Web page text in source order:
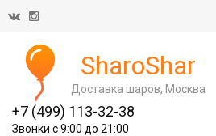
SharoShar
Доставка шаров, Москва
+7 (499) 113-32-38
Звонки с 9:00 до 21:00